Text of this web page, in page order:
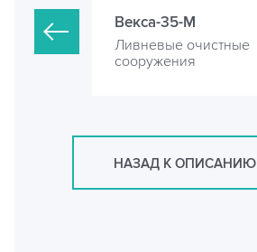
Векса-35-М
Ливневые очистные
сооружения
НАЗАД К ОПИСАНИЮ